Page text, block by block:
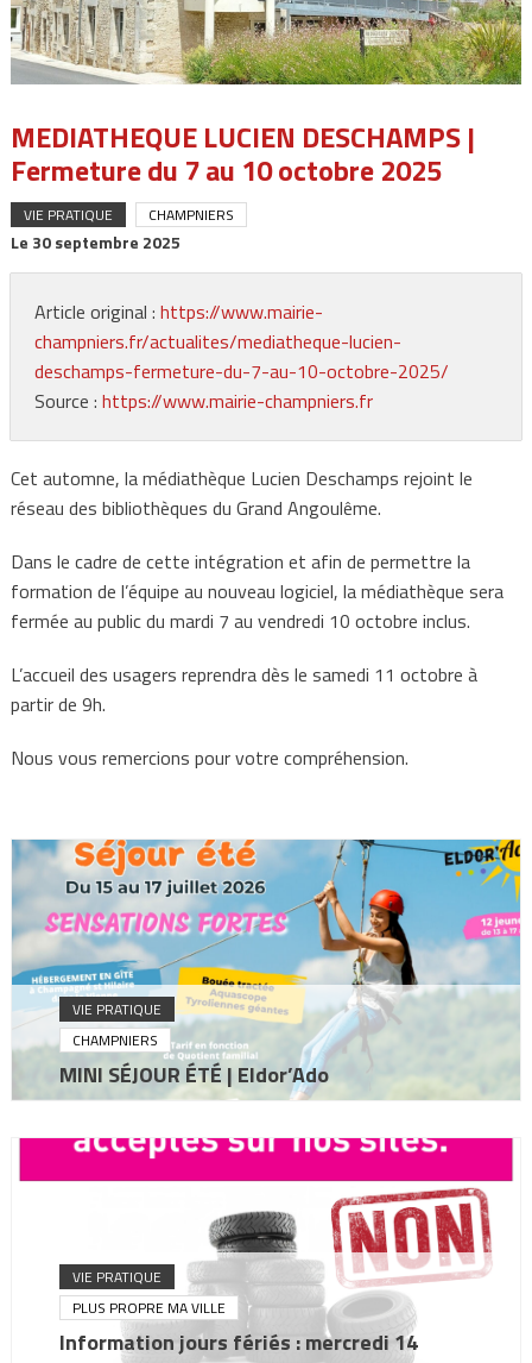
MEDIATHEQUE LUCIEN DESCHAMPS |
Fermeture du 7 au 10 octobre 2025
VIE PRATIQUE CHAMPNIERS
Le 30 septembre 2025
Article original : https://www.mairie-
champniers.fr/actualites/mediatheque-lucien-
deschamps-fermeture-du-7-au-10-octobre-2025/
Source : https://www.mairie-champniers.fr
Cet automne, la médiathèque Lucien Deschamps rejoint le
réseau des bibliothèques du Grand Angoulême.
Dans le cadre de cette intégration et afin de permettre la
formation de l’équipe au nouveau logiciel, la médiathèque sera
fermée au public du mardi 7 au vendredi 10 octobre inclus.
L’accueil des usagers reprendra dès le samedi 11 octobre à
partir de 9h.
Nous vous remercions pour votre compréhension.
VIE PRATIQUE
CHAMPNIERS
MINI SÉJOUR ÉTÉ | Eldor’Ado
VIE PRATIQUE
PLUS PROPRE MA VILLE
Information jours fériés : mercredi 14